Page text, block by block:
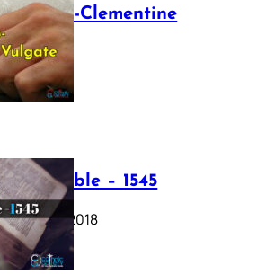
Sixto-Clementine
12, 2025
Bible – 1545
17, 2018